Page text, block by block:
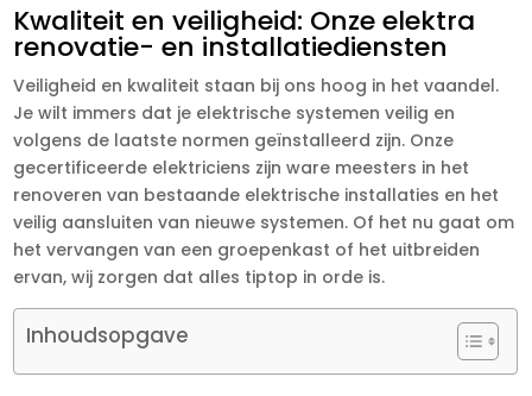
Kwaliteit en veiligheid: Onze elektra
renovatie- en installatiediensten
Veiligheid en kwaliteit staan bij ons hoog in het vaandel.
Je wilt immers dat je elektrische systemen veilig en
volgens de laatste normen geïnstalleerd zijn. Onze
gecertificeerde elektriciens zijn ware meesters in het
renoveren van bestaande elektrische installaties en het
veilig aansluiten van nieuwe systemen. Of het nu gaat om
het vervangen van een groepenkast of het uitbreiden
ervan, wij zorgen dat alles tiptop in orde is.
Inhoudsopgave